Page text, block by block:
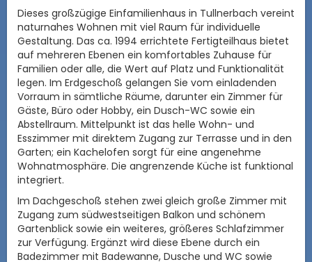
Dieses großzügige Einfamilienhaus in Tullnerbach vereint
naturnahes Wohnen mit viel Raum für individuelle
Gestaltung. Das ca. 1994 errichtete Fertigteilhaus bietet
auf mehreren Ebenen ein komfortables Zuhause für
Familien oder alle, die Wert auf Platz und Funktionalität
legen. Im Erdgeschoß gelangen Sie vom einladenden
Vorraum in sämtliche Räume, darunter ein Zimmer für
Gäste, Büro oder Hobby, ein Dusch-WC sowie ein
Abstellraum. Mittelpunkt ist das helle Wohn- und
Esszimmer mit direktem Zugang zur Terrasse und in den
Garten; ein Kachelofen sorgt für eine angenehme
Wohnatmosphäre. Die angrenzende Küche ist funktional
integriert.
Im Dachgeschoß stehen zwei gleich große Zimmer mit
Zugang zum südwestseitigen Balkon und schönem
Gartenblick sowie ein weiteres, größeres Schlafzimmer
zur Verfügung. Ergänzt wird diese Ebene durch ein
Badezimmer mit Badewanne, Dusche und WC sowie